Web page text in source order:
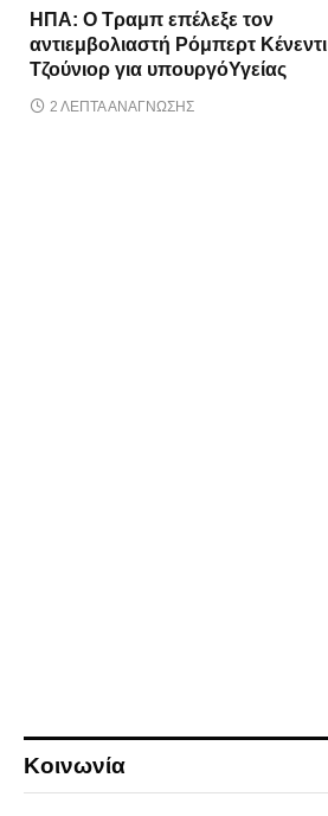
ΗΠΑ: Ο Τραμπ επέλεξε τον
αντιεμβολιαστή Ρόμπερτ Κένεντι
Τζούνιορ για υπουργόΥγείας
2 ΛΕΠΤΆ ΑΝΆΓΝΩΣΗΣ
Κοινωνία